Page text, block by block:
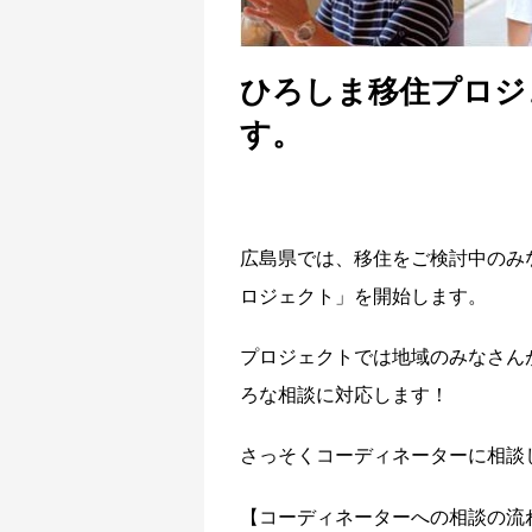
ひろしま移住プロ
す。
広島県では、移住をご検討中の
ロジェクト」を開始します。
プロジェクトでは地域のみなさ
ろな相談に対応します！
さっそくコーディネーターに相談
【コーディネーターへの相談の流